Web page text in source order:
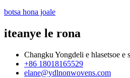
botsa hona joale
iteanye le rona
Changku Yongdeli e hlasetsoe e
+86 18018165529
elane@ydlnonwovens.com